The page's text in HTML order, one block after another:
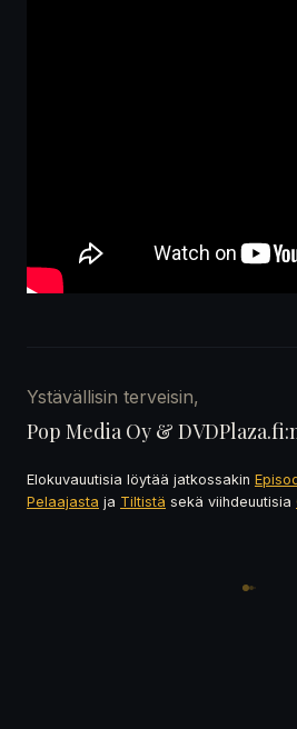
Ystävällisin terveisin,
Pop Media Oy &
Elokuvauutisia löytää jatkossakin
Pelaajasta ja Tiltistä sekä viihdeuutisia